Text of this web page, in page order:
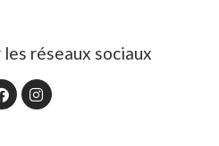
les réseaux sociaux